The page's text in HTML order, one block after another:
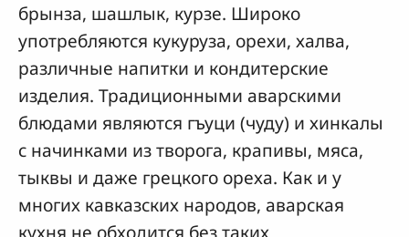
брынза, шашлык, курзе. Широко
употребляются кукуруза, орехи, халва,
различные напитки и кондитерские
изделия. Традиционными аварскими
блюдами являются гъуци (чуду) и хинкалы
с начинками из творога, крапивы, мяса,
тыквы и даже грецкого ореха. Как и у
многих кавказских народов, аварская